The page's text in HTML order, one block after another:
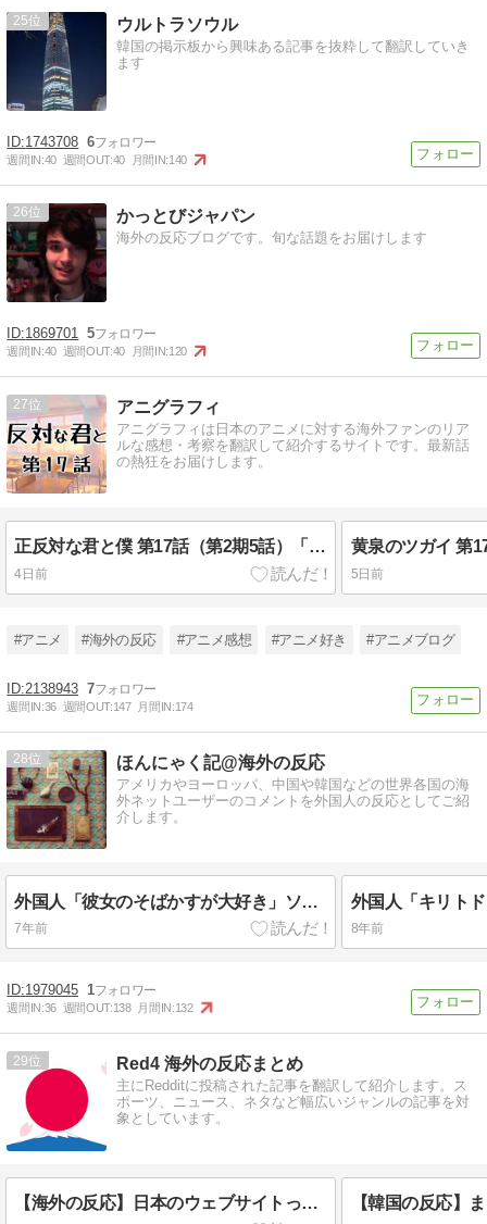
25 ウルトラソウル
韓国の掲示板から興味ある記事を抜粋して翻訳していき
ます
1743708 6
週間IN:40 週間OUT:40 月間IN:140
26 かっとびジャパン
海外の反応ブログです。旬な話題をお届けします
1869701 5
週間IN:40 週間OUT:40 月間IN:120
27 アニグラフィ
アニグラフィは日本のアニメに対する海外ファンのリア
ルな感想・考察を翻訳して紹介するサイトです。最新話
の熱狂をお届けします。
正反対な君と僕 第17話（第2期5話）「バレンタイン」海外の反応
4日前 5日前
#アニメ #海外の反応 #アニメ感想 #アニメ好き #アニメブログ
2138943 7
週間IN:36 週間OUT:147 月間IN:174
28 ほんにゃく記@海外の反応
アメリカやヨーロッパ、中国や韓国などの世界各国の海
外ネットユーザーのコメントを外国人の反応としてご紹
介します。
外国人「彼女のそばかすが大好き」ソードアート・オンライン アリシゼーション 第6話「アリシゼーション計画」(ほんにゃく記@海外の反応)
7年前 8年前
1979045 1
週間IN:36 週間OUT:138 月間IN:132
29 Red4 海外の反応まとめ
主にRedditに投稿された記事を翻訳して紹介します。ス
ポーツ、ニュース、ネタなど幅広いジャンルの記事を対
象としています。
【海外の反応】日本のウェブサイトって質の低いものが多い気がする → 「日本のIT業界は色々と問題があるからな」「ゲームのUIは優れてるのに不思議」